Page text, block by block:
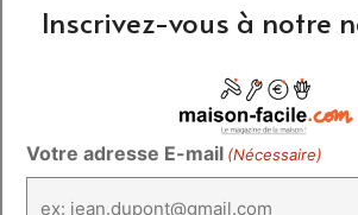
Inscrivez-vous à notre
Votre adresse E-mail (Nécessaire)